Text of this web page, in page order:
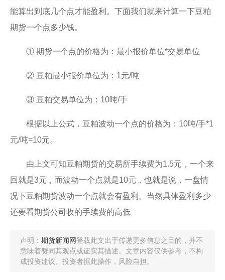
能算出到底几个点才能盈利。下面我们就来计算一下豆粕
期货一个点多少钱。
① 期货一个点的价格为：最小报价单位*交易单位
② 豆粕最小报价单位为：1元/吨
③ 豆粕交易单位为：10吨/手
根据以上公式，豆粕波动一个点的价格为：10吨/手*1
元/吨=10元。
由上文可知豆粕期货的交易所手续费为1.5元，一个来
回就是3元，而波动一个点就是10元，也就是说，一盘情
况下豆粕期货波动一个点就会有盈利。当然具体盈利多少
还要看期货公司收的手续费的高低
声明： 期货新闻网登载此文出于传递更多信息之目的，并不
意味着赞同其观点或证实其描述。文章内容仅供参考，不构
成投资建议。投资者据此操作，风险自担。